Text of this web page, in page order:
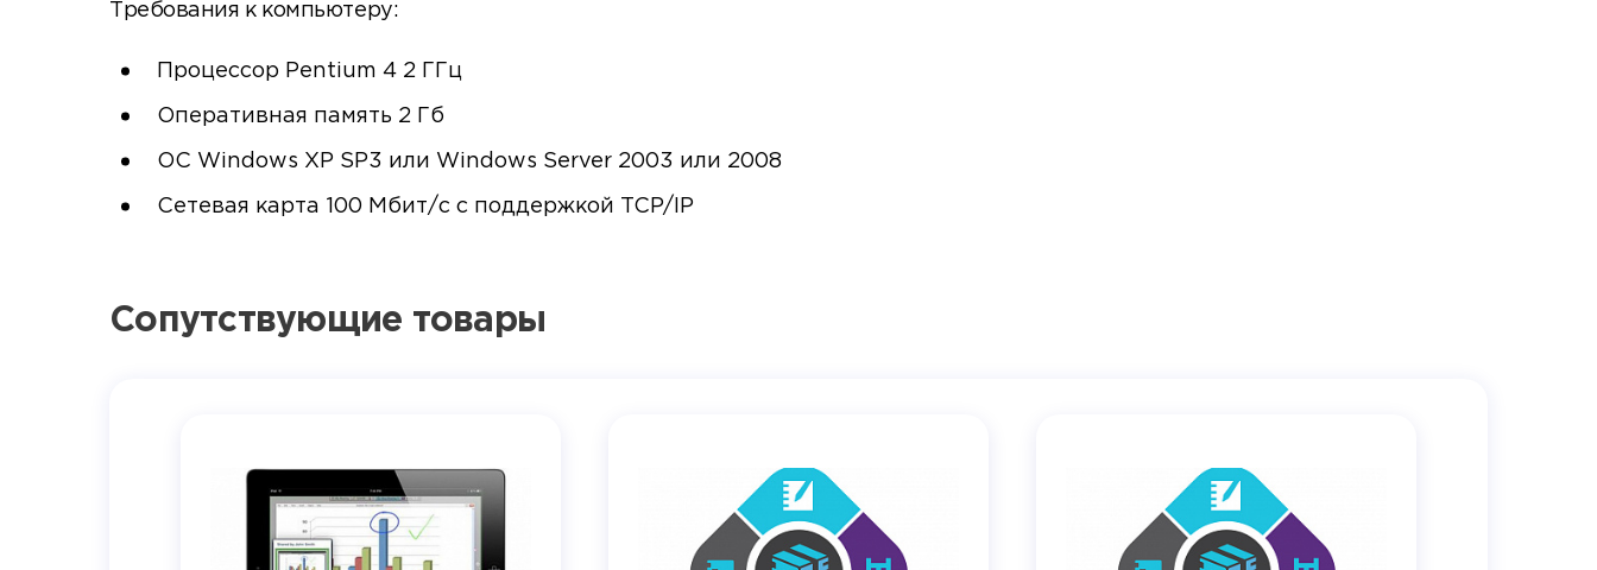
Требования к компьютеру:
Процессор Pentium 4 2 ГГц
Оперативная память 2 Гб
ОС Windows XP SP3 или Windows Server 2003 или 2008
Сетевая карта 100 Мбит/с с поддержкой TCP/IP
Сопутствующие товары